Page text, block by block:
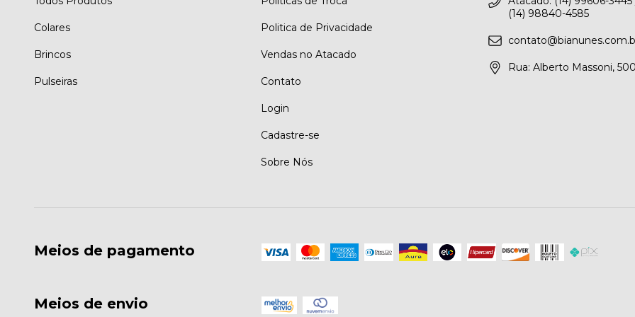
Colares
Brincos
Pulseiras
Politica de Privacidade
Vendas no Atacado
Contato
Login
Cadastre-se
Sobre Nós
(14) 98840-4585
Rua: Alberto Massoni, 500
Meios de pagamento
Meios de envio